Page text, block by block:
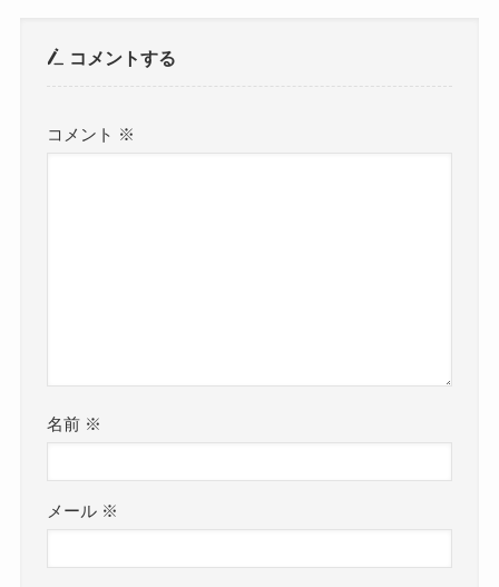
コメントする
コメント ※
名前 ※
メール ※